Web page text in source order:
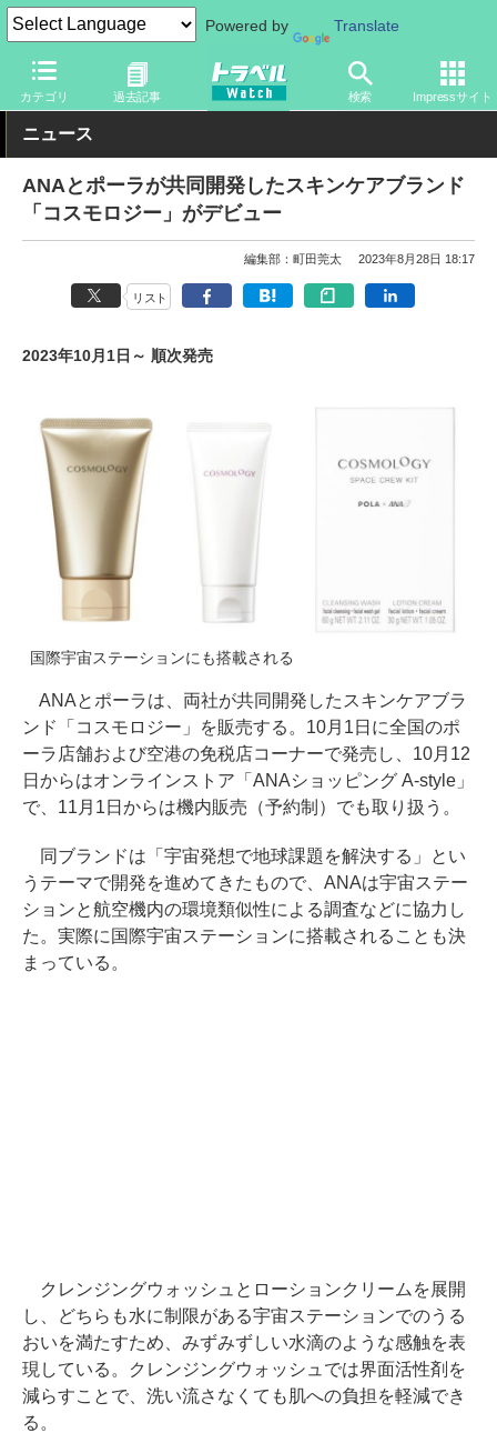
Powered by Translate
カテゴリ 過去記事 検索 Impressサイト
トラベル Watch 旅の方法 空旅 その他
ニュース
ANAとポーラが共同開発したスキンケアブランド
「コスモロジー」がデビュー
編集部：町田莞太 2023年8月28日 18:17
リスト
2023年10月1日～ 順次発売
国際宇宙ステーションにも搭載される
ANAとポーラは、両社が共同開発したスキンケアブラ
ンド「コスモロジー」を販売する。10月1日に全国のポ
ーラ店舗および空港の免税店コーナーで発売し、10月12
日からはオンラインストア「ANAショッピング A-style」
で、11月1日からは機内販売（予約制）でも取り扱う。
同ブランドは「宇宙発想で地球課題を解決する」とい
うテーマで開発を進めてきたもので、ANAは宇宙ステー
ションと航空機内の環境類似性による調査などに協力し
た。実際に国際宇宙ステーションに搭載されることも決
まっている。
クレンジングウォッシュとローションクリームを展開
し、どちらも水に制限がある宇宙ステーションでのうる
おいを満たすため、みずみずしい水滴のような感触を表
現している。クレンジングウォッシュでは界面活性剤を
減らすことで、洗い流さなくても肌への負担を軽減でき
る。